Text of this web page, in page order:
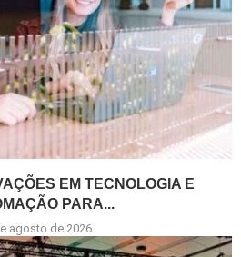
EM TECNOLOGIA E
PARA...
agosto de 2026